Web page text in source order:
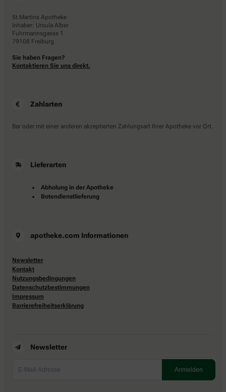
St.Martins Apotheke
Inhaber: Ursula Alber
Fuhrmannsgasse 1
79108 Freiburg
Sie haben Fragen?
Kontaktieren Sie uns direkt.
Zahlarten
Bar oder mit einer anderen akzeptierten Zahlungsart Ihrer Apotheke vor Ort.
Lieferarten
Abholung in der Apotheke
Botendienstlieferung
apotheke.com Informationen
Newsletter
Kontakt
Nutzungsbedingungen
Datenschutzbestimmungen
Impressum
Barrierefreiheitserklärung
Newsletter